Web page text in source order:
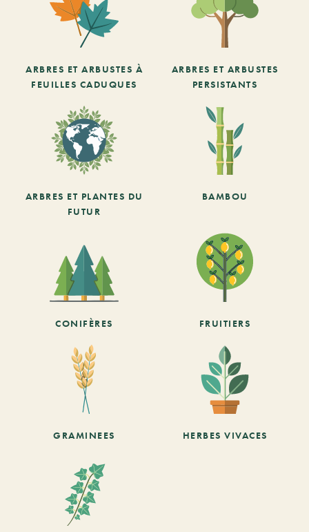
ARBRES ET ARBUSTES À
FEUILLES CADUQUES
ARBRES ET ARBUSTES
PERSISTANTS
ARBRES ET PLANTES DU
FUTUR
BAMBOU
CONIFÈRES FRUITIERS
GRAMINEES HERBES VIVACES